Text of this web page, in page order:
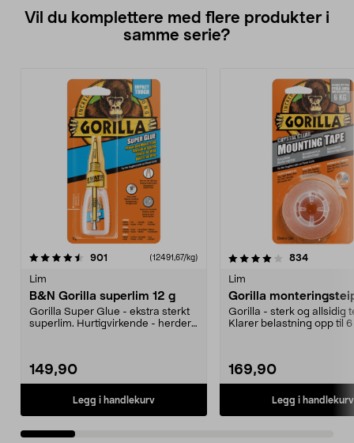
Vil du komplettere med flere produkter i
samme serie?
901 anmeldelser(12491,67/kg)
Lim
B&N Gorilla superlim 12 g
Gorilla Super Glue - ekstra sterkt
superlim. Hurtigvirkende - herder
149,90
Legg i handlekurv
4.0av 5 stjerner 834
Lim
Gorilla
Gorilla - sterk og allsidig
Klarer belastning opp til 6
169,90
Legg i handlekurv
4.5av 5 stjerner